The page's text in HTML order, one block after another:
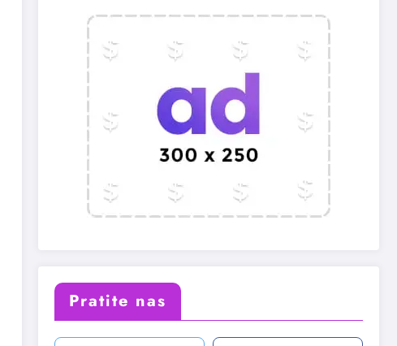
Pratite nas